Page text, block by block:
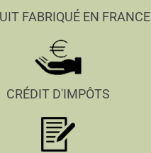
FABRIQUÉ EN FRANCE
CRÉDIT D'IMPÔTS